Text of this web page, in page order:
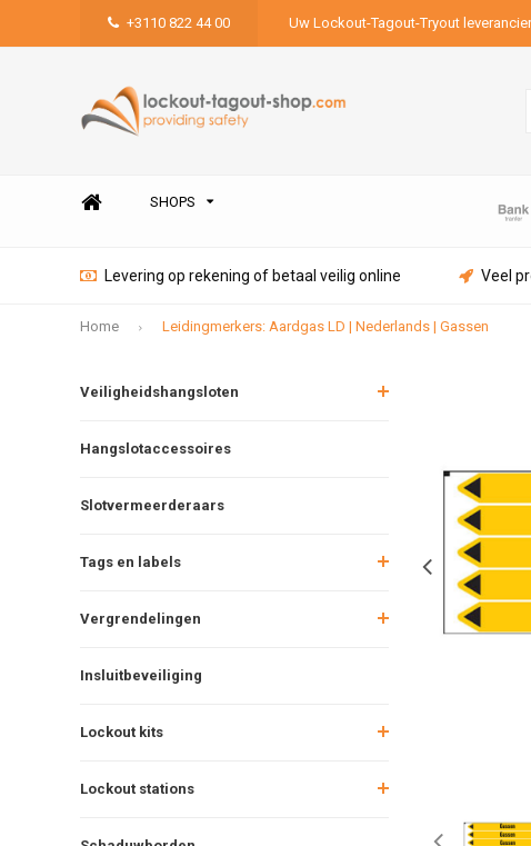
+3110 822 44 00 Uw Lockout-Tagout-Tryout
SHOPS
Levering op rekening of betaal veilig online Veel
Home Leidingmerkers: Aardgas LD | Nederlands | Gassen
Veiligheidshangsloten
Hangslotaccessoires
Slotvermeerderaars
Tags en labels
Vergrendelingen
Insluitbeveiliging
Lockout kits
Lockout stations